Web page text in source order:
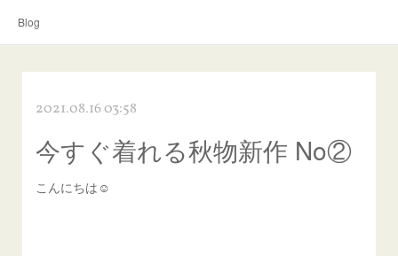
Blog
2021.08.16 03:58
今すぐ着れる秋物新作 No②
こんにちは☺︎